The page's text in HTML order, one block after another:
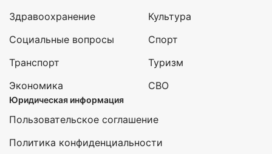
Здравоохранение
Социальные вопросы
Транспорт
Экономика
Культура
Спорт
Туризм
СВО
Юридическая информация
Пользовательское соглашение
Политика конфиденциальности